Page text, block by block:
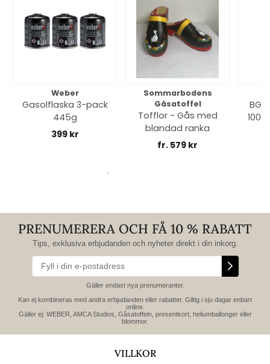
Weber
Gasolflaska 3-pack
445g
399 kr
Sommarbodens
Gåsatoffel
Tofflor - Gås med
blandad ranka
fr. 579 kr
PRENUMERERA OCH FÅ 10 % RABATT
Tips, exklusiva erbjudanden och nyheter direkt i din inkorg.
Gäller endast nya prenumeranter.
Kan ej kombineras med andra erbjudanden eller rabatter. Giltig i sju dagar enbart
online.
Gäller ej: WEBER, AMCA Studios, Gåsatoffeln, presentkort, heliumballonger eller
blommor.
VILLKOR